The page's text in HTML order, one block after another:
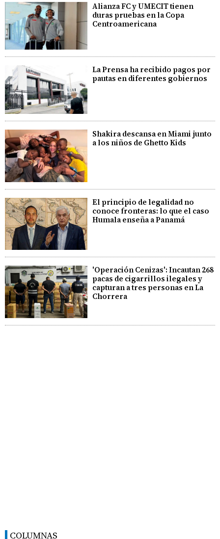
Alianza FC y UMECIT tienen
duras pruebas en la Copa
Centroamericana
La Prensa ha recibido pagos por
pautas en diferentes gobiernos
Shakira descansa en Miami junto
a los niños de Ghetto Kids
El principio de legalidad no
conoce fronteras: lo que el caso
Humala enseña a Panamá
'Operación Cenizas': Incautan 268
pacas de cigarrillos ilegales y
capturan a tres personas en La
Chorrera
COLUMNAS